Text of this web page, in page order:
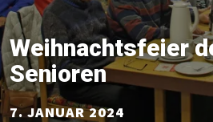
Weihnachtsfeier
Senioren
7. JANUAR 2024